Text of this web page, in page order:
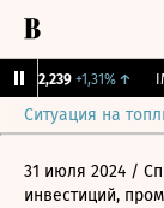
12,239 +1,31% ↑
Ситуация на
31 июля 2024 /
инвестиций,